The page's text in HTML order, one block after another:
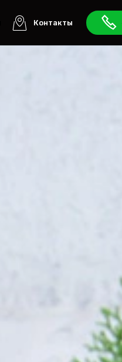
Контакты